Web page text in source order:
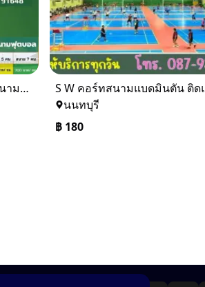
S.W. FOOTBALL CLUB ⚽️ สนามฟุตบอลหญ้าเทียมขนาดมาตรฐาน
นนทบุรี
฿ 180